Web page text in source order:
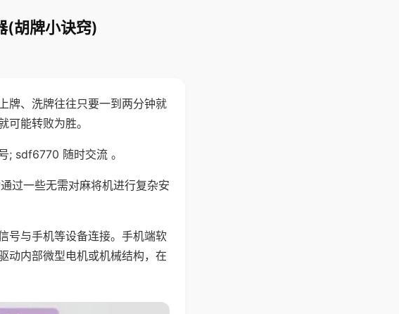
(胡牌小诀窍)
牌、洗牌往往只要一到两分钟就
能转败为胜。
; sdf6770 随时交流 。
过一些无需对麻将机进行复杂安
号与手机等设备连接。手机端软
动内部微型电机或机械结构，在